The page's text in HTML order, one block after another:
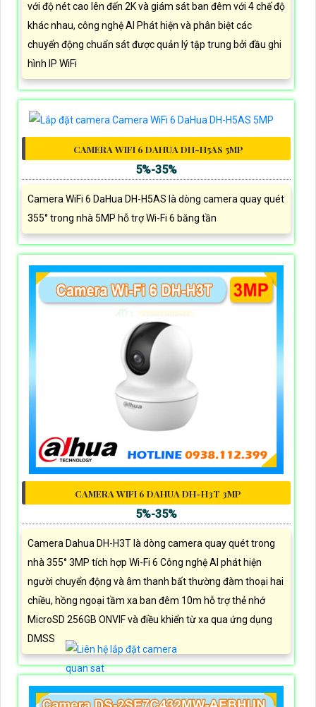
với độ nét cao lên đến 2K và giám sát ban đêm với 4 chế độ
khác nhau, công nghệ AI Phát hiện và phân biệt các
chuyển động chuẩn sát được quản lý tập trung bởi đầu ghi
hình IP WiFi
CAMERA WIFI 6 DAHUA DH-H5AS 5MP
5%-35%
Camera WiFi 6 DaHua DH-H5AS là dòng camera quay quét
355° trong nhà 5MP hỗ trợ Wi-Fi 6 băng tần
CAMERA WIFI 6 DAHUA DH-H3T 3MP
5%-35%
Camera Dahua DH-H3T là dòng camera quay quét trong
nhà 355° 3MP tích hợp Wi-Fi 6 Công nghệ AI phát hiện
người chuyển động và âm thanh bất thường đàm thoại hai
chiều, hồng ngoại tầm xa ban đêm 10m hỗ trợ thẻ nhớ
MicroSD 256GB ONVIF và điều khiển từ xa qua ứng dụng
DMSS